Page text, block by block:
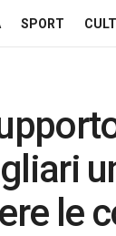
SPORT
le